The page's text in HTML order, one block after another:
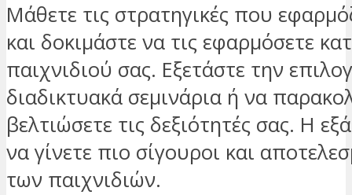
Μάθετε τις στρατηγικές που
και δοκιμάστε να τις εφαρμόσετε
παιχνιδιού σας. Εξετάστε την
διαδικτυακά σεμινάρια ή να
βελτιώσετε τις δεξιότητές σας. Η
να γίνετε πιο σίγουροι και
των παιχνιδιών.